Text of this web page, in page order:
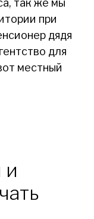
так же мы
при
дядя
для
местный
и